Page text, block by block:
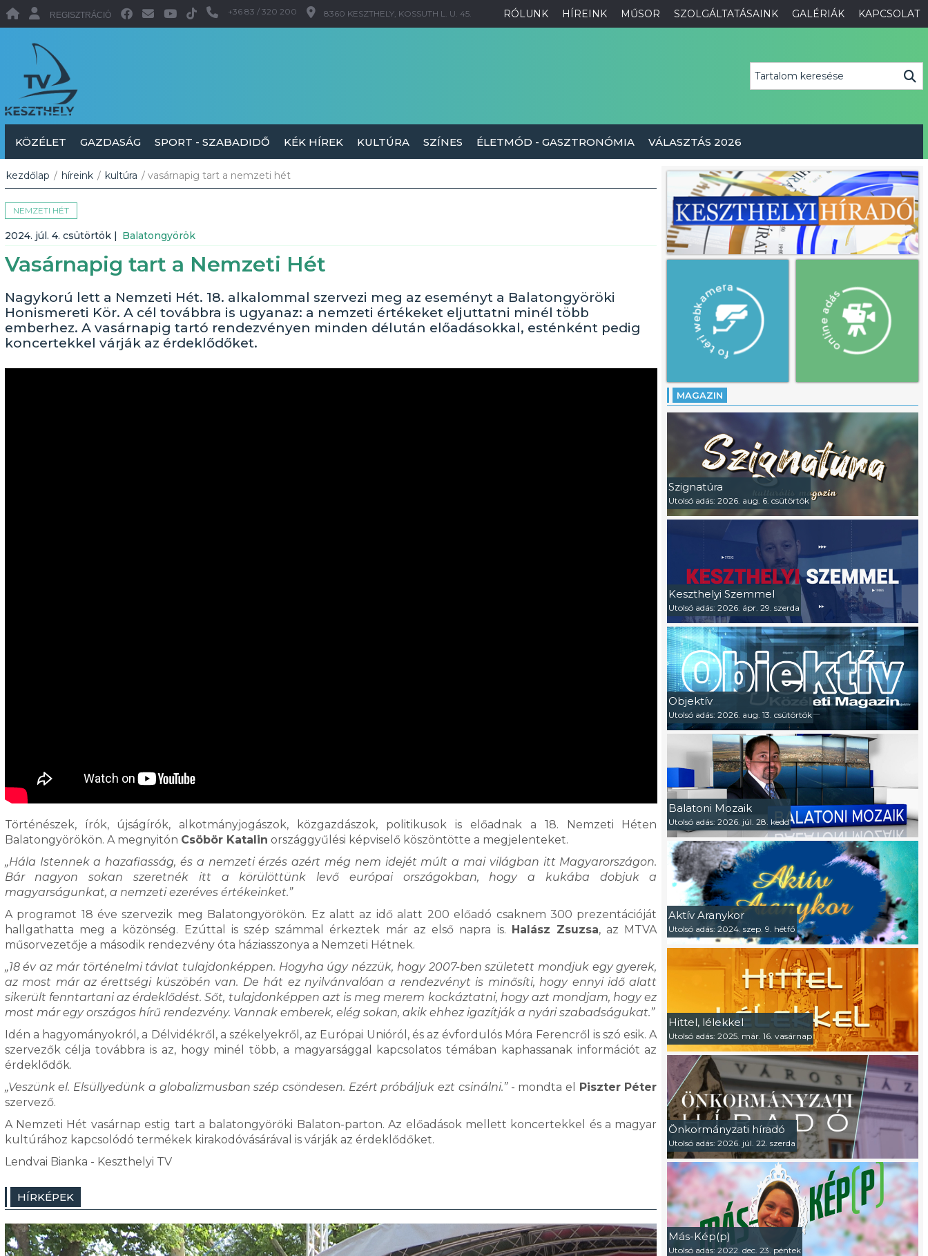
RÓLUNK HÍREINK MŰSOR SZOLGÁLTATÁSAINK GALÉRIÁK KAPCSOLAT
REGISZTRÁCIÓ +36 83 / 320 200 8360 KESZTHELY, KOSSUTH L. U. 45.
KÖZÉLET GAZDASÁG SPORT - SZABADIDŐ KÉK HÍREK KULTÚRA SZÍNES ÉLETMÓD - GASZTRONÓMIA VÁLASZTÁS 2026
kezdőlap / híreink / kultúra / vasárnapig tart a nemzeti hét
NEMZETI HÉT
2024. júl. 4. csütörtök | Balatongyörök
Vasárnapig tart a Nemzeti Hét
Nagykorú lett a Nemzeti Hét. 18. alkalommal szervezi meg az eseményt a Balatongyöröki
Honismereti Kör. A cél továbbra is ugyanaz: a nemzeti értékeket eljuttatni minél több
emberhez. A vasárnapig tartó rendezvényen minden délután előadásokkal, esténként pedig
koncertekkel várják az érdeklődőket.
Történészek, írók, újságírók, alkotmányjogászok, közgazdászok, politikusok is előadnak a 18. Nemzeti Héten
Balatongyörökön. A megnyitón Csöbör Katalin országgyűlési képviselő köszöntötte a megjelenteket.
„Hála Istennek a hazafiasság, és a nemzeti érzés azért még nem idejét múlt a mai világban itt Magyarországon.
Bár nagyon sokan szeretnék itt a körülöttünk levő európai országokban, hogy a kukába dobjuk a
magyarságunkat, a nemzeti ezeréves értékeinket.”
A programot 18 éve szervezik meg Balatongyörökön. Ez alatt az idő alatt 200 előadó csaknem 300 prezentációját
hallgathatta meg a közönség. Ezúttal is szép számmal érkeztek már az első napra is. Halász Zsuzsa, az MTVA
műsorvezetője a második rendezvény óta háziasszonya a Nemzeti Hétnek.
„18 év az már történelmi távlat tulajdonképpen. Hogyha úgy nézzük, hogy 2007-ben született mondjuk egy gyerek,
az most már az érettségi küszöbén van. De hát ez nyilvánvalóan a rendezvényt is minősíti, hogy ennyi idő alatt
sikerült fenntartani az érdeklődést. Sőt, tulajdonképpen azt is meg merem kockáztatni, hogy azt mondjam, hogy ez
most már egy országos hírű rendezvény. Vannak emberek, elég sokan, akik ehhez igazítják a nyári szabadságukat.”
Idén a hagyományokról, a Délvidékről, a székelyekről, az Európai Unióról, és az évfordulós Móra Ferencről is szó esik. A
szervezők célja továbbra is az, hogy minél több, a magyarsággal kapcsolatos témában kaphassanak információt az
érdeklődők.
„Veszünk el. Elsüllyedünk a globalizmusban szép csöndesen. Ezért próbáljuk ezt csinálni.”- mondta el Piszter Péter
szervező.
A Nemzeti Hét vasárnap estig tart a balatongyöröki Balaton-parton. Az előadások mellett koncertekkel és a magyar
kultúrához kapcsolódó termékek kirakodóvásárával is várják az érdeklődőket.
Lendvai Bianka - Keszthelyi TV
HÍRKÉPEK
MAGAZIN
Szignatúra
Utolsó adás: 2026. aug. 6. csütörtök
Keszthelyi Szemmel
Utolsó adás: 2026. ápr. 29. szerda
Objektív
Utolsó adás: 2026. aug. 13. csütörtök
Balatoni Mozaik
Utolsó adás: 2026. júl. 28. kedd
Aktív Aranykor
Utolsó adás: 2024. szep. 9. hétfő
Hittel, lélekkel
Utolsó adás: 2025. már. 16. vasárnap
Önkormányzati híradó
Utolsó adás: 2026. júl. 22. szerda
Más-Kép(p)
Utolsó adás: 2022. dec. 23. péntek